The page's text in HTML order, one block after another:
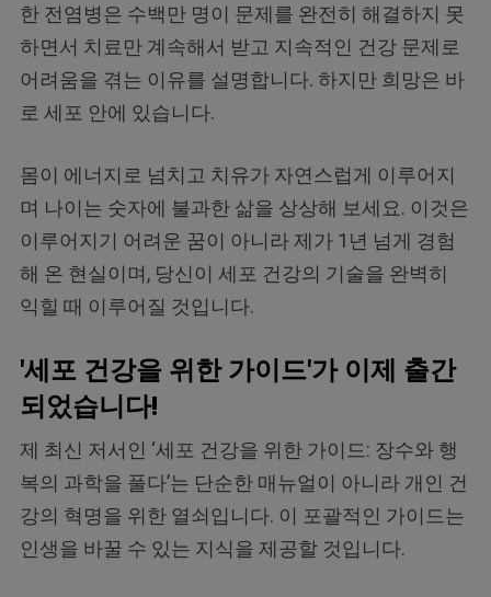
한 전염병은 수백만 명이 문제를 완전히 해결하지 못
하면서 치료만 계속해서 받고 지속적인 건강 문제로
어려움을 겪는 이유를 설명합니다. 하지만 희망은 바
로 세포 안에 있습니다.
몸이 에너지로 넘치고 치유가 자연스럽게 이루어지
며 나이는 숫자에 불과한 삶을 상상해 보세요. 이것은
이루어지기 어려운 꿈이 아니라 제가 1년 넘게 경험
해 온 현실이며, 당신이 세포 건강의 기술을 완벽히
익힐 때 이루어질 것입니다.
'세포 건강을 위한 가이드'가 이제 출간
되었습니다!
제 최신 저서인 ‘세포 건강을 위한 가이드: 장수와 행
복의 과학을 풀다’는 단순한 매뉴얼이 아니라 개인 건
강의 혁명을 위한 열쇠입니다. 이 포괄적인 가이드는
인생을 바꿀 수 있는 지식을 제공할 것입니다.